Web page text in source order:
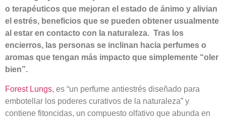
o terapéuticos que mejoran el estado de ánimo y alivian
el estrés, beneficios que se pueden obtener usualmente
al estar en contacto con la naturaleza. Tras los
encierros, las personas se inclinan hacia perfumes o
aromas que tengan más impacto que simplemente “oler
bien”.
Forest Lungs, es “un perfume antiestrés diseñado para
embotellar los poderes curativos de la naturaleza” y
contiene fitoncidas, un compuesto olfativo que abunda en